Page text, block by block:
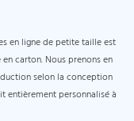
en ligne de petite taille est
carton. Nous prenons en
selon la conception
entièrement personnalisé à